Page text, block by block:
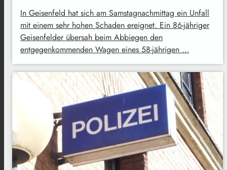
In Geisenfeld hat sich am Samstagnachmittag ein Unfall
mit einem sehr hohen Schaden ereignet. Ein 86-jähriger
Geisenfelder übersah beim Abbiegen den
entgegenkommenden Wagen eines 58-jährigen …